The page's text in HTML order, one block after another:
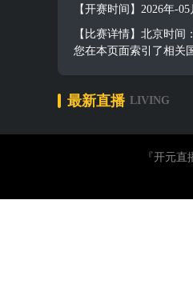
【开赛时间】2026年-
【比赛详情】北京时
您在本页面索引了相关
最新直播 LIVING
『开元